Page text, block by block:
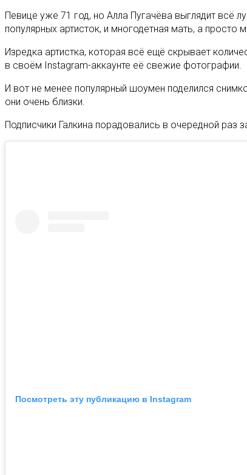
Певице уже 71 год, но Алла Пугачёва выглядит всё
популярных артисток, и многодетная мать, а просто
Изредка артистка, которая всё ещё скрывает
в своём Instagram-аккаунте её свежие фотографии.
И вот не менее популярный шоумен поделился
они очень близки.
Подписчики Галкина порадовались в очередной
Посмотреть эту публикацию в Instagram